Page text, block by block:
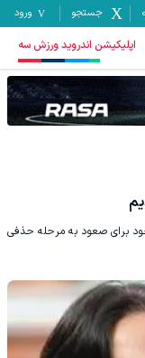
جستجو ورود
اپلیکیشن اندروید ورزش سه
برای صعود به مرحله حذفی